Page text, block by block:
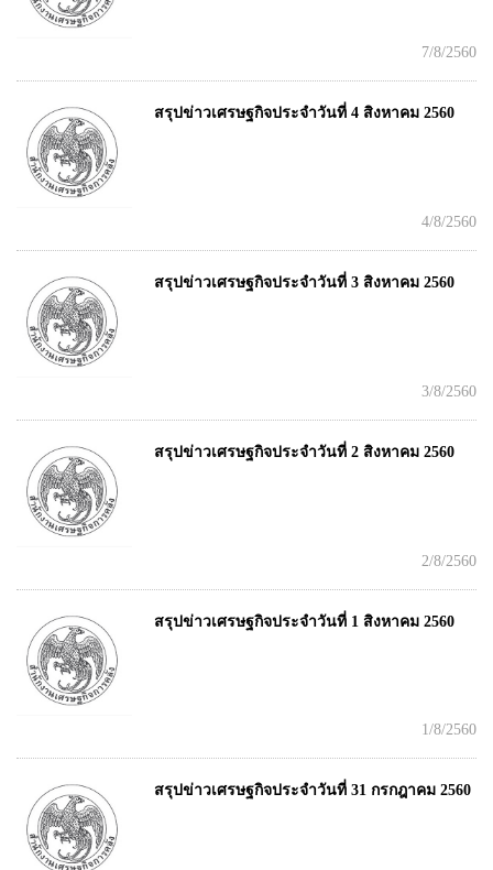
7/8/2560
สรุปข่าวเศรษฐกิจประจำวันที่ 4 สิงหาคม 2560
4/8/2560
สรุปข่าวเศรษฐกิจประจำวันที่ 3 สิงหาคม 2560
3/8/2560
สรุปข่าวเศรษฐกิจประจำวันที่ 2 สิงหาคม 2560
2/8/2560
สรุปข่าวเศรษฐกิจประจำวันที่ 1 สิงหาคม 2560
1/8/2560
สรุปข่าวเศรษฐกิจประจำวันที่ 31 กรกฎาคม 2560